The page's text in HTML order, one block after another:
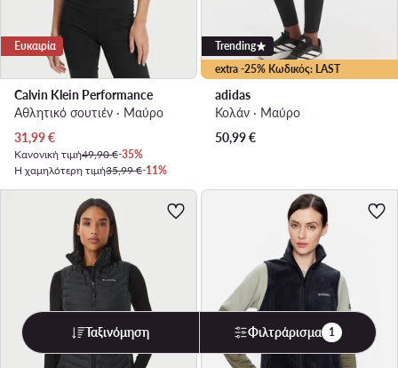
Ευκαιρία
Calvin Klein Performance
Αθλητικό σουτιέν · Μαύρο
Τρέχουσα τιμή
31,99€
Κανονική τιμή49,90 €-35%
Η χαμηλότερη τιμή35,99 €-11%
extra -25% Κωδικός: LAST
Trending
adidas
Κολάν · Μαύρο
50,99€
Ταξινόμηση Φιλτράρισμα 1